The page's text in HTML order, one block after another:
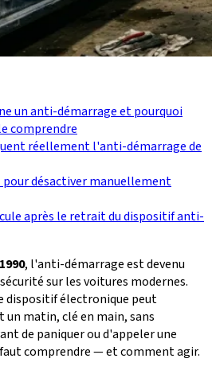
un anti-démarrage et pourquoi
comprendre
réellement l'anti-démarrage de
pour désactiver manuellement
après le retrait du dispositif anti-
, l'anti-démarrage est devenu
sur les voitures modernes.
dispositif électronique peut
matin, clé en main, sans
de paniquer ou d'appeler une
comprendre — et comment agir.